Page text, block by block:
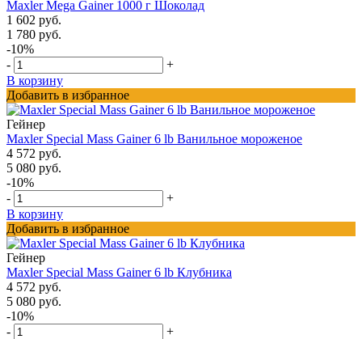
Maxler Mega Gainer 1000 г Шоколад
1 602 руб.
1 780 руб.
-10%
-
+
В корзину
Добавить в избранное
Гейнер
Maxler Special Mass Gainer 6 lb Ванильное мороженое
4 572 руб.
5 080 руб.
-10%
-
+
В корзину
Добавить в избранное
Гейнер
Maxler Special Mass Gainer 6 lb Клубника
4 572 руб.
5 080 руб.
-10%
-
+